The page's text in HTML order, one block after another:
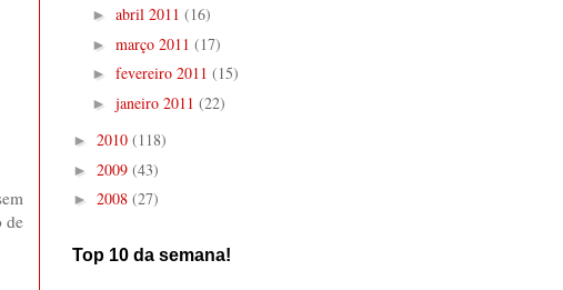
de
► abril 2011 (16)
► março 2011 (17)
► fevereiro 2011 (15)
► janeiro 2011 (22)
► 2010 (118)
► 2009 (43)
► 2008 (27)
Top 10 da semana!